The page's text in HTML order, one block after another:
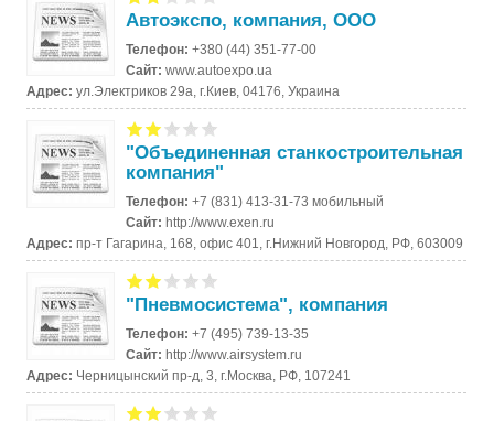
Автоэкспо, компания, ООО
Телефон:+380 (44) 351-77-00
Сайт:www.autoexpo.ua
Адрес:ул.Электриков 29а, г.Киев, 04176, Украина
"Объединенная станкостроительная
компания"
Телефон:+7 (831) 413-31-73 мобильный
Сайт:http://www.exen.ru
Адрес:пр-т Гагарина, 168, офис 401, г.Нижний Новгород, РФ, 603009
"Пневмосистема", компания
Телефон:+7 (495) 739-13-35
Сайт:http://www.airsystem.ru
Адрес: Черницынский пр-д, 3, г.Москва, РФ, 107241